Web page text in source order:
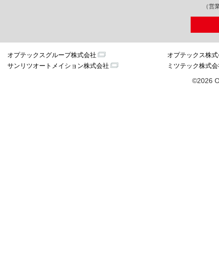
（営
オプテックスグループ株式会社
オプテックス株
サンリツオートメイション株式会社
ミツテック株式
©2026